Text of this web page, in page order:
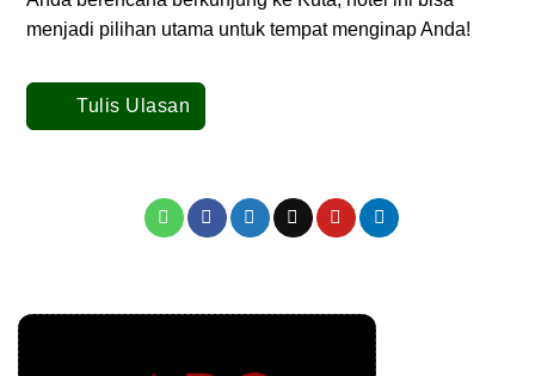
menjadi pilihan utama untuk tempat menginap Anda!
Tulis Ulasan